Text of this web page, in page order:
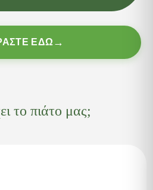
ΕΔΏ
το πιάτο μας;